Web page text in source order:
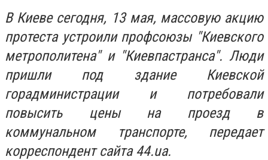
В Киеве сегодня, 13 мая, массовую акцию
протеста устроили профсоюзы "Киевского
метрополитена" и "Киевпастранса". Люди
пришли под здание Киевской
горадминистрации и потребовали
повысить цены на проезд в
коммунальном транспорте, передает
корреспондент сайта 44.ua.